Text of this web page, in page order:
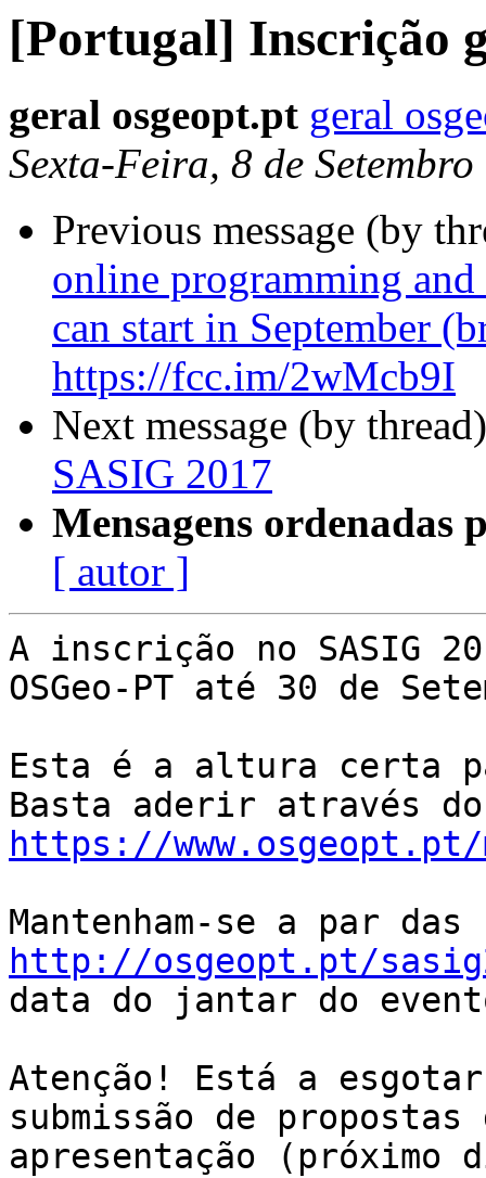
[Portugal] Inscrição
geral osgeopt.pt geral
Sexta-Feira, 8 de
Previous message (by
online programming and
can start in September
https://fcc.im/2wMcb9I
Next message (by
SASIG 2017
Mensagens ordenadas
[ autor ]
A inscrição no SASIG
OSGeo-PT até 30 de
Esta é a altura certa
https://www.osgeopt.pt/
http://osgeopt.pt/
data do jantar do
Atenção! Está a
submissão de propostas
apresentação (próximo